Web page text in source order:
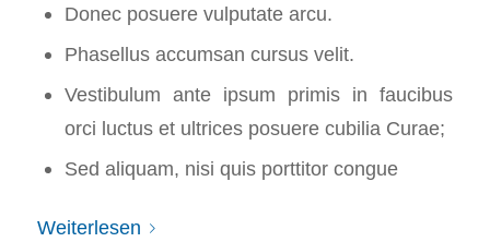
Donec posuere vulputate arcu.
Phasellus accumsan cursus velit.
Vestibulum ante ipsum primis in faucibus
orci luctus et ultrices posuere cubilia Curae;
Sed aliquam, nisi quis porttitor congue
Weiterlesen